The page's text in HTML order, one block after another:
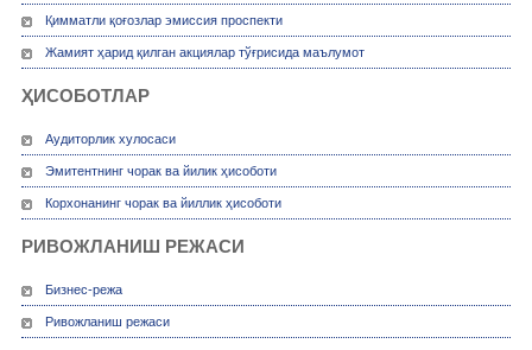
Қимматли қоғозлар эмиссия проспекти
Жамият ҳарид қилган акциялар тўғрисида маълумот
ҲИСОБОТЛАР
Аудиторлик хулосаси
Эмитентнинг чорак ва йилик ҳисоботи
Корхонанинг чорак ва йиллик ҳисоботи
РИВОЖЛАНИШ РЕЖАСИ
Бизнес-режа
Ривожланиш режаси